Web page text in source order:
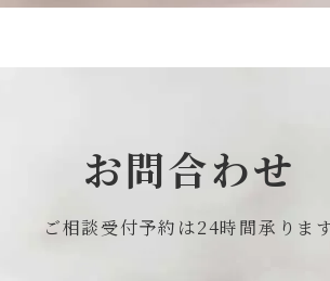
お問合わせ
ご相談受付予約は24時間承りま